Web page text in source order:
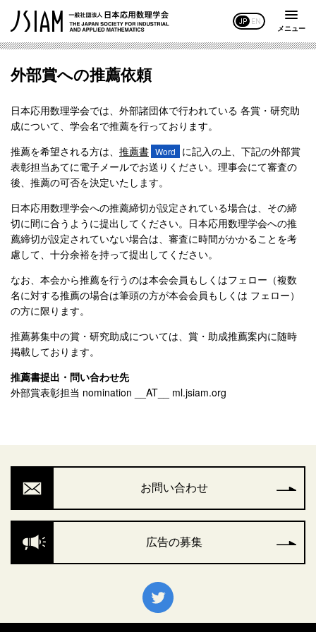
JP EN
メニュー
外部賞への推薦依頼
日本応用数理学会では、外部諸団体で行われている 各賞・研究助
成について、学会名で推薦を行っております。
推薦を希望される方は、 推薦書
に記入の上、下記の外部賞
表彰担当あてに電子メールでお送りください。理事会にて審査の
後、推薦の可否を決定いたします。
日本応用数理学会への推薦締切が設定されている場合は、その締
切に間に合うように提出してください。日本応用数理学会への推
薦締切が設定されていない場合は、審査に時間がかかることを考
慮して、十分余裕を持って提出してください。
なお、本会から推薦を行うのは本会会員もしくはフェロー（複数
名に対する推薦の場合は筆頭の方が本会会員もしくは フェロー）
の方に限ります。
推薦募集中の賞・研究助成については、賞・助成推薦案内に随時
掲載しております。
推薦書提出・問い合わせ先
外部賞表彰担当 nomination __AT__ ml.jsiam.org
お問い合わせ
広告の募集